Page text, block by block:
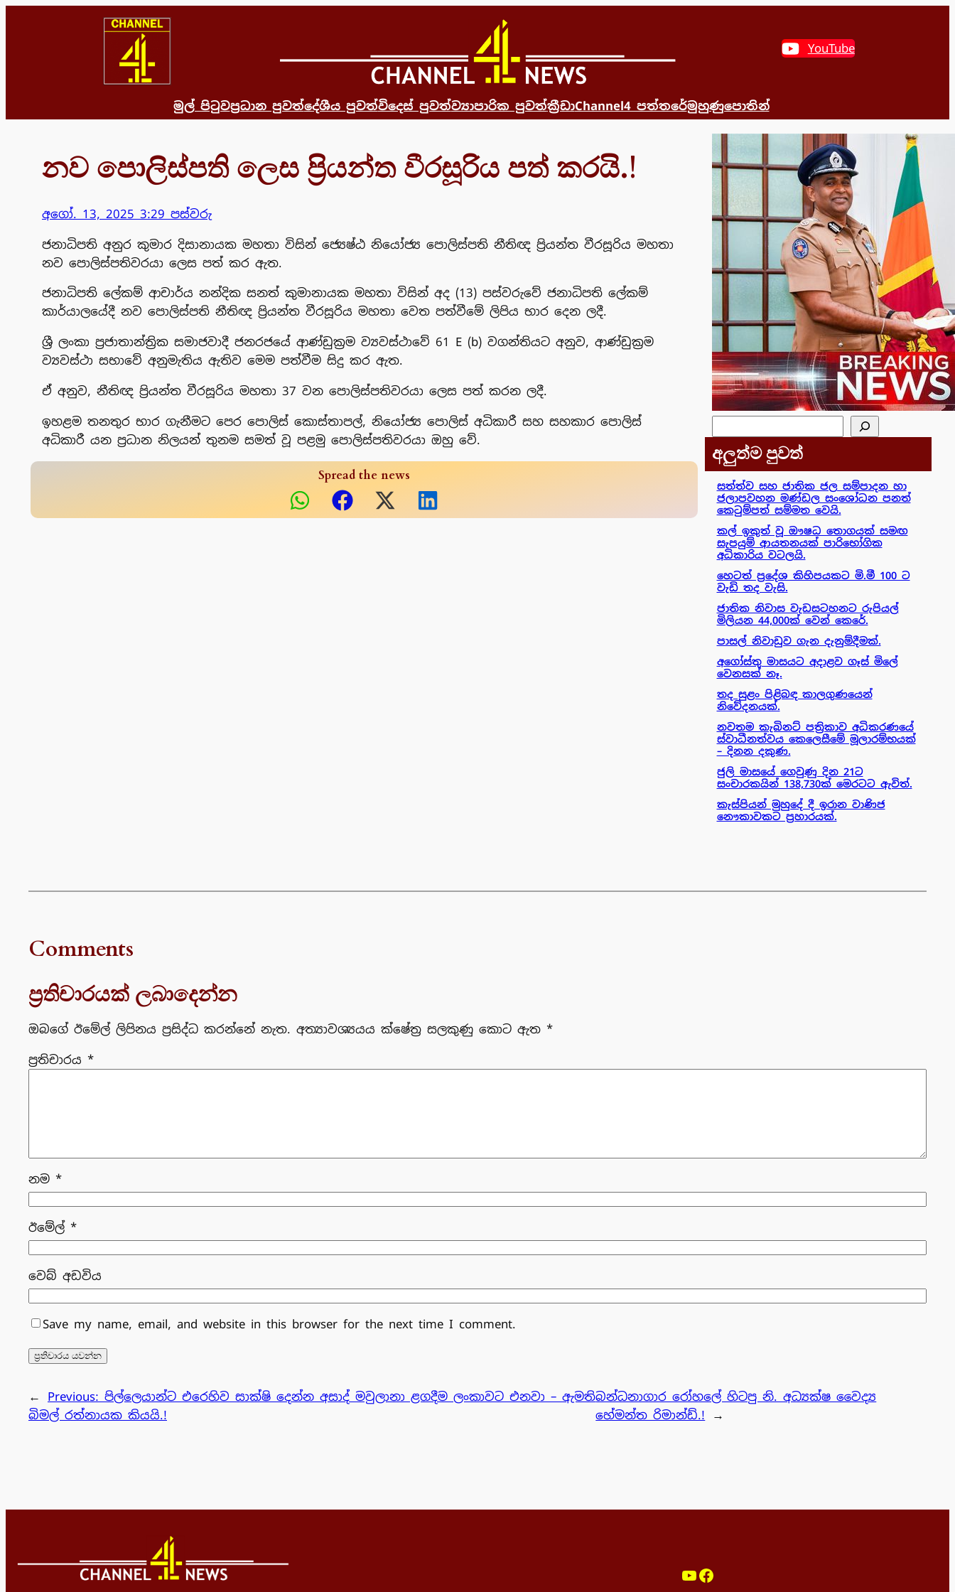
YouTube
මුල් පිටුවප්‍රධාන පුවත්දේශීය පුවත්විදෙස් පුවත්ව්‍යාපාරික පුවත්ක්‍රීඩාChannel4 පත්තරේමුහුණුපොතින්
නව පොලිස්පති ලෙස ප්‍රියන්ත වීරසූරිය පත් කරයි.!
අගෝ. 13, 2025 3:29 පස්වරු
ජනාධිපති අනුර කුමාර දිසානායක මහතා විසින් ජ්‍යෙෂ්ඨ නියෝජ්‍ය පොලිස්පති නීතිඥ ප්‍රියන්ත වීරසූරිය මහතා
නව පොලිස්පතිවරයා ලෙස පත් කර ඇත.
ජනාධිපති ලේකම් ආචාර්ය නන්දික සනත් කුමානායක මහතා විසින් අද (13) පස්වරුවේ ජනාධිපති ලේකම්
කාර්යාලයේදී නව පොලිස්පති නීතිඥ ප්‍රියන්ත වීරසූරිය මහතා වෙත පත්වීමේ ලිපිය භාර දෙන ලදී.
ශ්‍රී ලංකා ප්‍රජාතාන්ත්‍රික සමාජවාදී ජනරජයේ ආණ්ඩුක්‍රම ව්‍යවස්ථාවේ 61 E (b) වගන්තියට අනුව, ආණ්ඩුක්‍රම
ව්‍යවස්ථා සභාවේ අනුමැතිය ඇතිව මෙම පත්වීම සිදු කර ඇත.
ඒ අනුව, නීතිඥ ප්‍රියන්ත වීරසූරිය මහතා 37 වන පොලිස්පතිවරයා ලෙස පත් කරන ලදී.
ඉහළම තනතුර භාර ගැනීමට පෙර පොලිස් කොස්තාපල්, නියෝජ්‍ය පොලිස් අධිකාරී සහ සහකාර පොලිස්
අධිකාරී යන ප්‍රධාන නිලයන් තුනම සමත් වූ පළමු පොලිස්පතිවරයා ඔහු වේ.
Spread the news
අලුත්ම පුවත්
සත්ත්ව සහ ජාතික ජල සම්පාදන හා
ජලාපවහන මණ්ඩල සංශෝධන පනත්
කෙටුම්පත් සම්මත වෙයි.
කල් ඉකුත් වූ ඖෂධ තොගයක් සමඟ
සැපයුම් ආයතනයක් පාරිභෝගික
අධිකාරිය වටලයි.
හෙටත් ප්‍රදේශ කිහිපයකට මි.මී 100 ට
වැඩි තද වැසි.
ජාතික නිවාස වැඩසටහනට රුපියල්
මිලියන 44,000ක් වෙන් කෙරේ.
පාසල් නිවාඩුව ගැන දැනුම්දීමක්.
අගෝස්තු මාසයට අදාළව ගෑස් මිලේ
වෙනසක් නෑ.
තද සුළං පිළිබඳ කාලගුණයෙන්
නිවේදනයක්.
නවතම කැබිනට් පත්‍රිකාව අධිකරණයේ
ස්වාධීනත්වය කෙලෙසීමේ මූලාරම්භයක්
– දිනන දකුණ.
ජුලි මාසයේ ගෙවුණු දින 21ට
සංචාරකයින් 138,730ක් මෙරටට ඇවිත්.
කැස්පියන් මුහුදේ දී ඉරාන වාණිජ
නෞකාවකට ප්‍රහාරයක්.
Comments
ප්‍රතිචාරයක් ලබාදෙන්න
ඔබගේ ඊමේල් ලිපිනය ප්‍රසිද්ධ කරන්නේ නැත. අත්‍යාවශ්‍යයය ක්ෂේත්‍ර සලකුණු කොට ඇත *
ප්‍රතිචාරය *
නම *
ඊමේල් *
වෙබ් අඩවිය
Save my name, email, and website in this browser for the next time I comment.
← Previous: පිල්ලෙයාන්ට එරෙහිව සාක්ෂි දෙන්න අසාද් මවුලානා ළගදීම ලංකාවට එනවා – ඇමති
බිමල් රත්නායක කියයි.!
බන්ධනාගාර රෝහලේ හිටපු නි. අධ්‍යක්ෂ වෛද්‍ය
හේමන්ත රිමාන්ඩ්.!
→
YouTube Facebook